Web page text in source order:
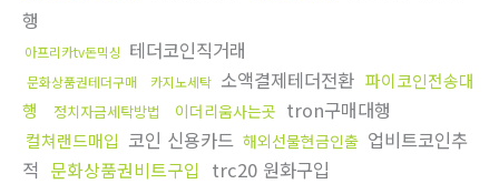
행
아프리카tv돈믹싱 테더코인직거래
문화상품권테더구매 카지노세탁 소액결제테더전환 파이코인전송대
행
정치자금세탁방법 이더리움사는곳 tron구매대행
컬쳐랜드매입 코인 신용카드 해외선물현금인출 업비트코인추
적 문화상품권비트구입 trc20 원화구입